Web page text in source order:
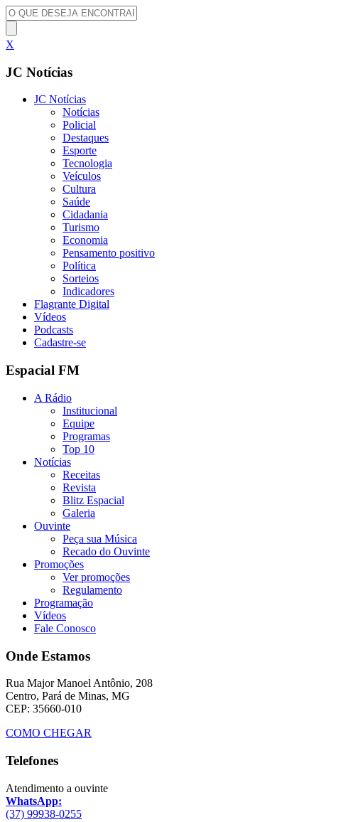
X
JC Notícias
JC Notícias
Notícias
Policial
Destaques
Esporte
Tecnologia
Veículos
Cultura
Saúde
Cidadania
Turismo
Economia
Pensamento positivo
Política
Sorteios
Indicadores
Flagrante Digital
Vídeos
Podcasts
Cadastre-se
Espacial FM
A Rádio
Institucional
Equipe
Programas
Top 10
Notícias
Receitas
Revista
Blitz Espacial
Galeria
Ouvinte
Peça sua Música
Recado do Ouvinte
Promoções
Ver promoções
Regulamento
Programação
Vídeos
Fale Conosco
Onde Estamos
Rua Major Manoel Antônio, 208
Centro, Pará de Minas, MG
CEP: 35660-010
COMO CHEGAR
Telefones
Atendimento a ouvinte
WhatsApp:
(37) 99938-0255